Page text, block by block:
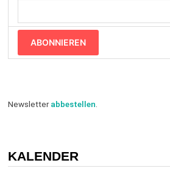
ABONNIEREN
Newsletterabbestellen.
KALENDER